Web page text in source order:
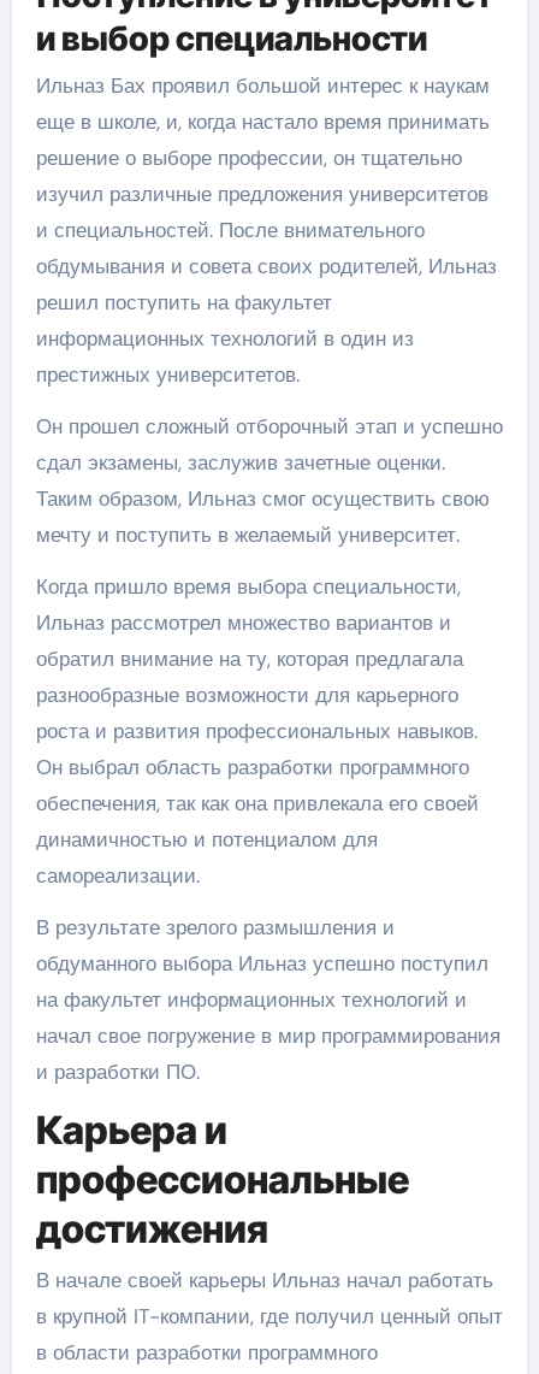
и выбор специальности
Ильназ Бах проявил большой интерес к наукам
еще в школе, и, когда настало время принимать
решение о выборе профессии, он тщательно
изучил различные предложения университетов
и специальностей. После внимательного
обдумывания и совета своих родителей, Ильназ
решил поступить на факультет
информационных технологий в один из
престижных университетов.
Он прошел сложный отборочный этап и успешно
сдал экзамены, заслужив зачетные оценки.
Таким образом, Ильназ смог осуществить свою
мечту и поступить в желаемый университет.
Когда пришло время выбора специальности,
Ильназ рассмотрел множество вариантов и
обратил внимание на ту, которая предлагала
разнообразные возможности для карьерного
роста и развития профессиональных навыков.
Он выбрал область разработки программного
обеспечения, так как она привлекала его своей
динамичностью и потенциалом для
самореализации.
В результате зрелого размышления и
обдуманного выбора Ильназ успешно поступил
на факультет информационных технологий и
начал свое погружение в мир программирования
и разработки ПО.
Карьера и
профессиональные
достижения
В начале своей карьеры Ильназ начал работать
в крупной IT-компании, где получил ценный опыт
в области разработки программного